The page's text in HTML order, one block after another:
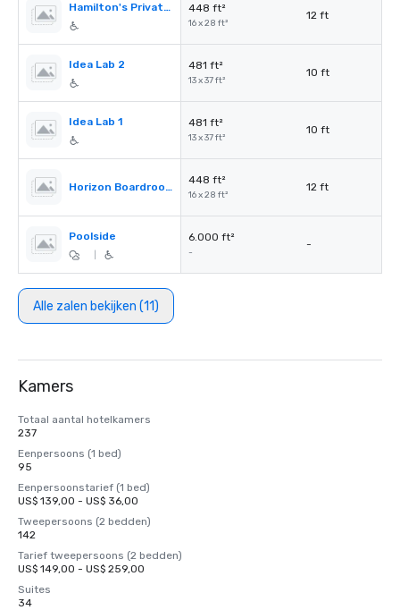
Hamilton's Private Room 448 ft²
16 x 28 ft²
12 ft
Idea Lab 2 481 ft²
13 x 37 ft²
10 ft
Idea Lab 1 481 ft²
13 x 37 ft²
10 ft
Horizon Boardroom
448 ft²
16 x 28 ft²
12 ft
Poolside 6.000 ft²
-
-
Alle zalen bekijken (11)
Kamers
Totaal aantal hotelkamers
237
Eenpersoons (1 bed)
95
Eenpersoonstarief (1 bed)
US$ 139,00 - US$ 36,00
Tweepersoons (2 bedden)
142
Tarief tweepersoons (2 bedden)
US$ 149,00 - US$ 259,00
Suites
34